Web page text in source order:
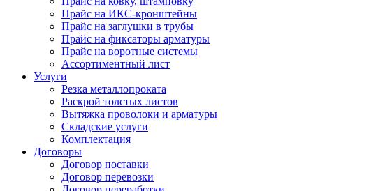
Прайс на ИКС-кронштейны
Прайс на заглушки в трубы
Прайс на фиксаторы арматуры
Прайс на воротные системы
Ассортиментный лист
Услуги
Резка металлопроката
Раскрой толстых листов
Вытяжка проволоки и арматуры
Складские услуги
Комплектация
Договоры
Договор поставки
Договор перевозки